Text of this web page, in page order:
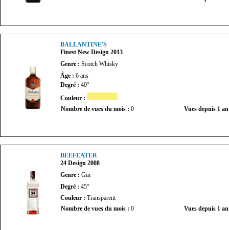
BALLANTINE'S
Finest New Design 2013
Genre : Scotch Whisky
Âge : 6 ans
Degré : 40°
Couleur :
Nombre de vues du mois : 0 Vues depuis 1
BEEFEATER
24 Design 2008
Genre : Gin
Degré : 45°
Couleur : Transparent
Nombre de vues du mois : 0 Vues depuis 1